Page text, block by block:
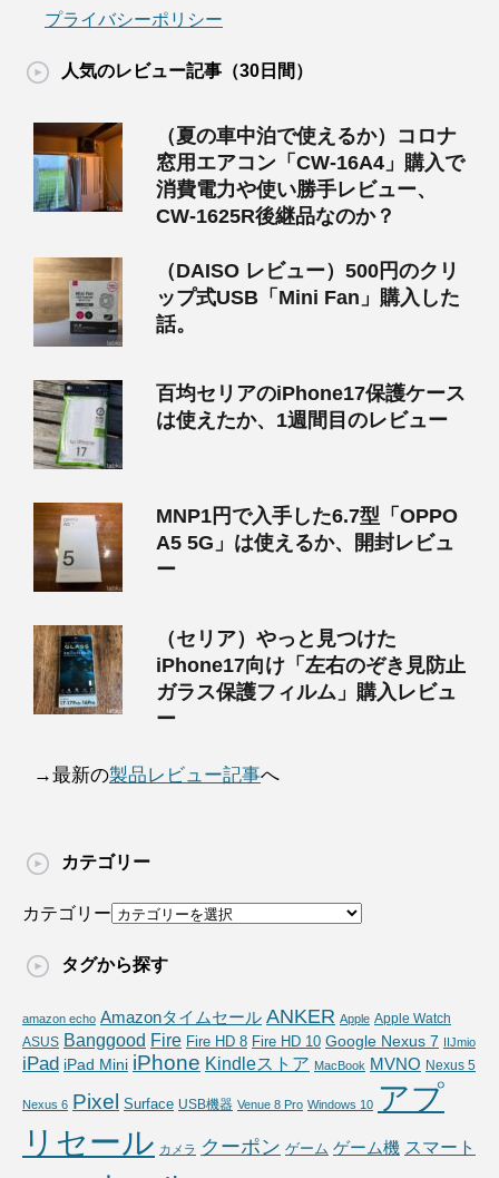
プライバシーポリシー
人気のレビュー記事（30日間）
（夏の車中泊で使えるか）コロナ
窓用エアコン「CW-16A4」購入で
消費電力や使い勝手レビュー、
CW-1625R後継品なのか？
（DAISO レビュー）500円のクリ
ップ式USB「Mini Fan」購入した
話。
百均セリアのiPhone17保護ケース
は使えたか、1週間目のレビュー
MNP1円で入手した6.7型「OPPO
A5 5G」は使えるか、開封レビュ
ー
（セリア）やっと見つけた
iPhone17向け「左右のぞき見防止
ガラス保護フィルム」購入レビュ
ー
→最新の製品レビュー記事へ
カテゴリー
カテゴリー
タグから探す
amazon echo Amazonタイムセール ANKER Apple Apple Watch
ASUS Banggood Fire Fire HD 8 Fire HD 10 Google Nexus 7 IIJmio
iPad iPad Mini iPhone Kindleストア MacBook MVNO Nexus 5
Nexus 6 Pixel Surface USB機器 Venue 8 Pro Windows 10 アプ
リセール カメラ クーポン ゲーム ゲーム機 スマート